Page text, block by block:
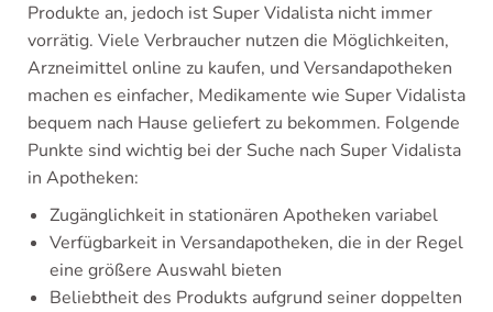
Produkte an, jedoch ist Super Vidalista nicht immer
vorrätig. Viele Verbraucher nutzen die Möglichkeiten,
Arzneimittel online zu kaufen, und Versandapotheken
machen es einfacher, Medikamente wie Super Vidalista
bequem nach Hause geliefert zu bekommen. Folgende
Punkte sind wichtig bei der Suche nach Super Vidalista
in Apotheken:
Zugänglichkeit in stationären Apotheken variabel
Verfügbarkeit in Versandapotheken, die in der Regel
eine größere Auswahl bieten
Beliebtheit des Produkts aufgrund seiner doppelten